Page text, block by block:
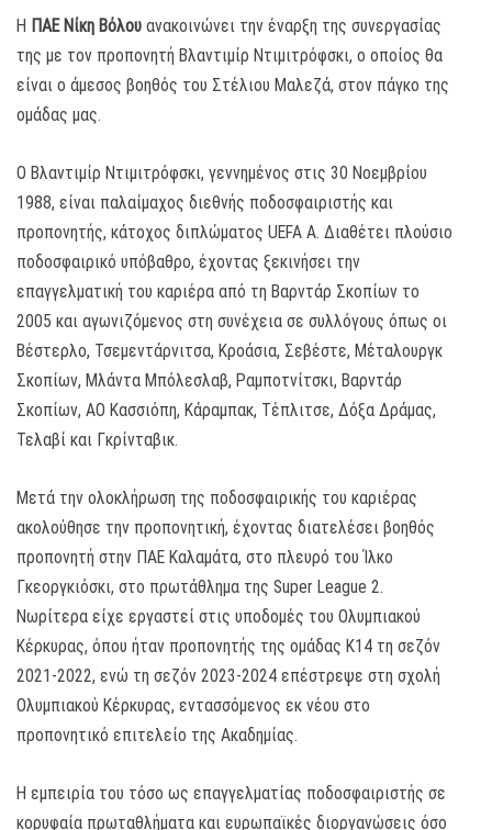
Η ΠΑΕ Νίκη Βόλου ανακοινώνει την έναρξη της συνεργασίας
της με τον προπονητή Βλαντιμίρ Ντιμιτρόφσκι, ο οποίος θα
είναι ο άμεσος βοηθός του Στέλιου Μαλεζά, στον πάγκο της
ομάδας μας.
Ο Βλαντιμίρ Ντιμιτρόφσκι, γεννημένος στις 30 Νοεμβρίου
1988, είναι παλαίμαχος διεθνής ποδοσφαιριστής και
προπονητής, κάτοχος διπλώματος UEFA Α. Διαθέτει πλούσιο
ποδοσφαιρικό υπόβαθρο, έχοντας ξεκινήσει την
επαγγελματική του καριέρα από τη Βαρντάρ Σκοπίων το
2005 και αγωνιζόμενος στη συνέχεια σε συλλόγους όπως οι
Βέστερλο, Τσεμεντάρνιτσα, Κροάσια, Σεβέστε, Μέταλουργκ
Σκοπίων, Μλάντα Μπόλεσλαβ, Ραμποτνίτσκι, Βαρντάρ
Σκοπίων, ΑΟ Κασσιόπη, Κάραμπακ, Τέπλιτσε, Δόξα Δράμας,
Τελαβί και Γκρίνταβικ.
Μετά την ολοκλήρωση της ποδοσφαιρικής του καριέρας
ακολούθησε την προπονητική, έχοντας διατελέσει βοηθός
προπονητή στην ΠΑΕ Καλαμάτα, στο πλευρό του Ίλκο
Γκεοργκιόσκι, στο πρωτάθλημα της Super League 2.
Νωρίτερα είχε εργαστεί στις υποδομές του Ολυμπιακού
Κέρκυρας, όπου ήταν προπονητής της ομάδας Κ14 τη σεζόν
2021-2022, ενώ τη σεζόν 2023-2024 επέστρεψε στη σχολή
Ολυμπιακού Κέρκυρας, εντασσόμενος εκ νέου στο
προπονητικό επιτελείο της Ακαδημίας.
Η εμπειρία του τόσο ως επαγγελματίας ποδοσφαιριστής σε
κορυφαία πρωταθλήματα και ευρωπαϊκές διοργανώσεις όσο